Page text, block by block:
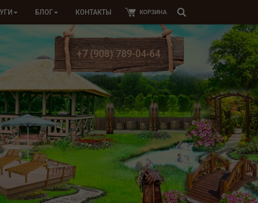
КОРЗИНА
КОНТАКТЫ
БЛОГ
+7 (908) 789-04-64